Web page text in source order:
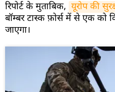
रिपोर्ट के मुताबिक, यूरोप की
बॉम्बर टास्क फ़ोर्स में से एक को
जाएगा।